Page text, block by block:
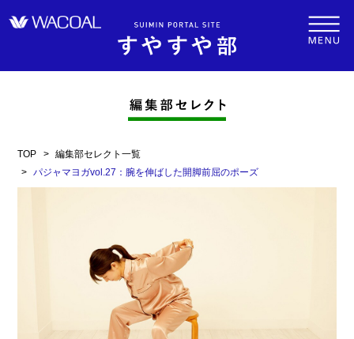
TOP
編集部セレクト一覧
パジャマヨガvol.27：腕を伸ばした開脚前屈のポーズ